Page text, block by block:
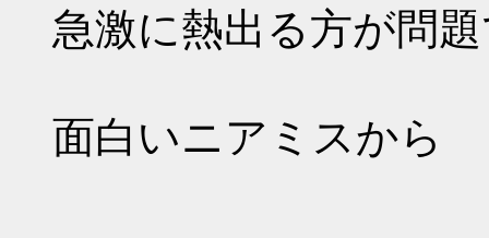
急激に熱出る方が問
面白いニアミスから